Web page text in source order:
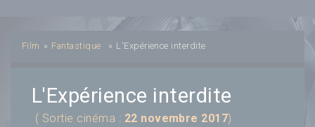
Film » Fantastique » L'Expérience interdite
L'Expérience interdite
( Sortie cinéma : 22 novembre 2017)